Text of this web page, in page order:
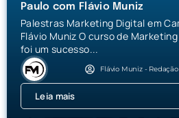
Paulo com Flávio Muniz
Palestras Marketing Digital em
Flávio Muniz O curso de
foi um sucesso...
Flávio Muniz - Redação
Leia mais